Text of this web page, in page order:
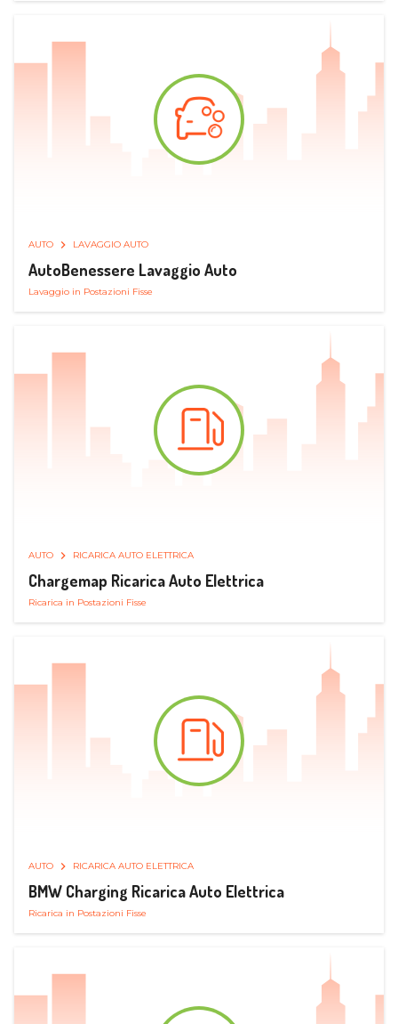
AUTO LAVAGGIO AUTO
AutoBenessere Lavaggio Auto
Lavaggio in Postazioni Fisse
AUTO RICARICA AUTO ELETTRICA
Chargemap Ricarica Auto Elettrica
Ricarica in Postazioni Fisse
AUTO RICARICA AUTO ELETTRICA
BMW Charging Ricarica Auto Elettrica
Ricarica in Postazioni Fisse